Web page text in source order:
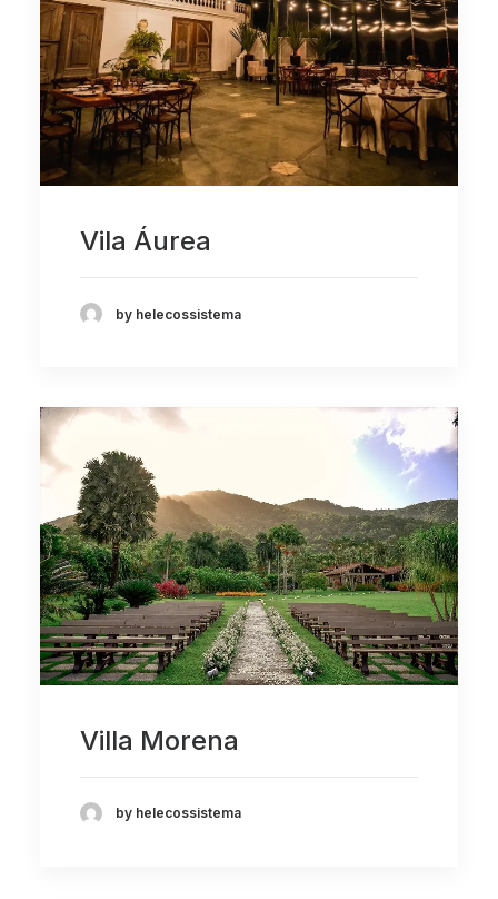
Vila Áurea
by helecossistema
Villa Morena
by helecossistema